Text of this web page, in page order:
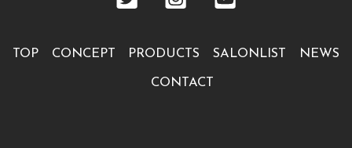
TOP CONCEPT PRODUCTS SALONLIST NEWS
CONTACT